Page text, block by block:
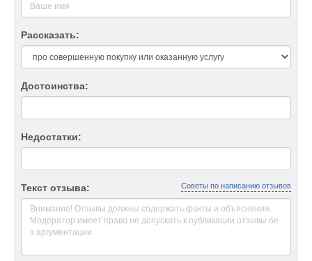
Рассказать:
Достоинства:
Недостатки:
Текст отзыва: Советы по написанию отзывов